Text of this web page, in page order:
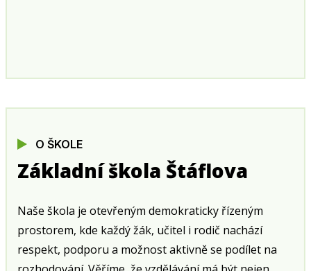
O ŠKOLE
Základní škola Štáflova
Naše škola je otevřeným demokraticky řízeným
prostorem, kde každý žák, učitel i rodič nachází
respekt, podporu a možnost aktivně se podílet na